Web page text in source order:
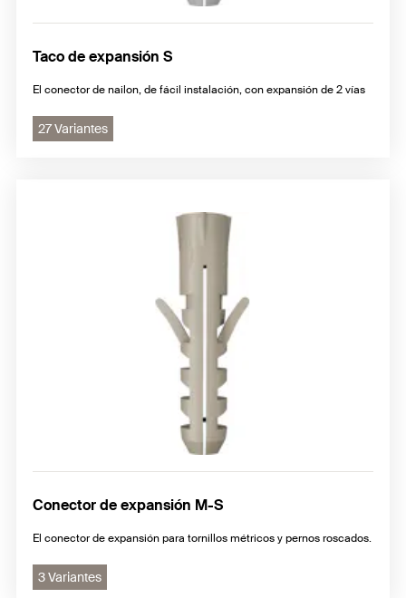
Taco de expansión S
El conector de nailon, de fácil instalación, con expansión de 2 vías
27 Variantes
Conector de expansión M-S
El conector de expansión para tornillos métricos y pernos roscados.
3 Variantes